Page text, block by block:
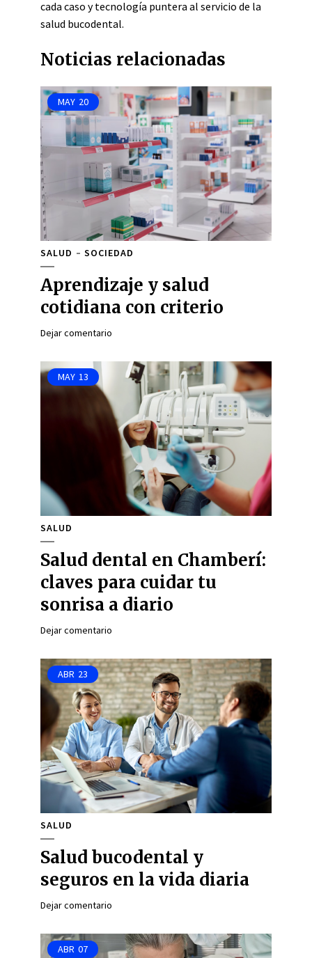
cada caso y tecnología puntera al servicio de la
salud bucodental.
Noticias relacionadas
MAY 20
SALUD SOCIEDAD
Aprendizaje y salud
cotidiana con criterio
Dejar comentario
MAY 13
SALUD
Salud dental en Chamberí:
claves para cuidar tu
sonrisa a diario
Dejar comentario
ABR 23
SALUD
Salud bucodental y
seguros en la vida diaria
Dejar comentario
ABR 07